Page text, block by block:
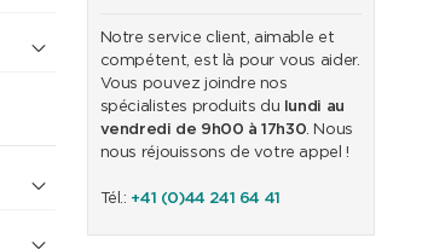
Notre service client, aimable et
compétent, est là pour vous aider.
Vous pouvez joindre nos
spécialistes produits du
lundi au
vendredi de 9h00 à 17h30. Nous
nous réjouissons de votre appel !
Tél.: +41 (0)44 241 64 41